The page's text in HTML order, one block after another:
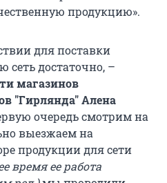
продукцию».
для поставки
сеть достаточно, –
магазинов
"Гирлянда" Алена
очередь смотрим на
выезжаем на
продукции для сети
время ее работа